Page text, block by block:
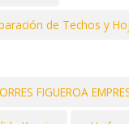
de Techos y
FIGUEROA